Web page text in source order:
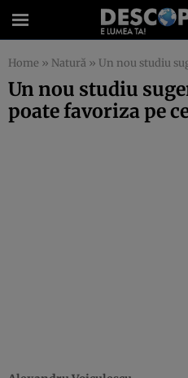
Home » Natură » Un nou studiu
Un nou studiu
poate favoriza pe